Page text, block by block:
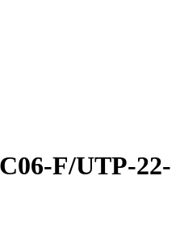
F/UTP-22-